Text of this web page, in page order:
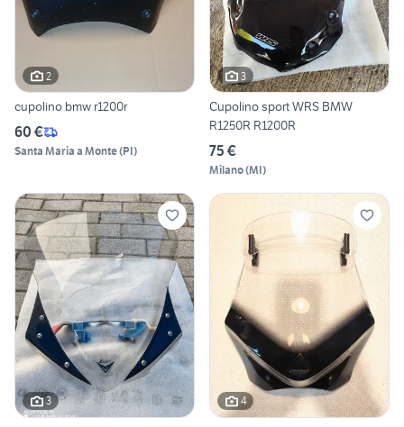
2
cupolino bmw r1200r
60 €
Santa Maria a Monte(PI)
3
Cupolino sport WRS BMW
R1250R R1200R
75 €
Milano(MI)
3 4